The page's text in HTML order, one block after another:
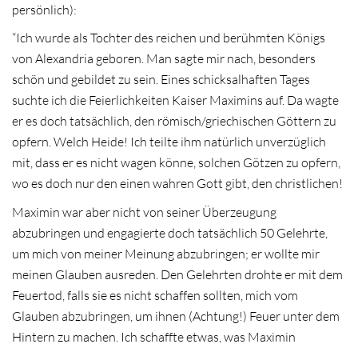
persönlich):
“Ich wurde als Tochter des reichen und berühmten Königs
von Alexandria geboren. Man sagte mir nach, besonders
schön und gebildet zu sein. Eines schicksalhaften Tages
suchte ich die Feierlichkeiten Kaiser Maximins auf. Da wagte
er es doch tatsächlich, den römisch/griechischen Göttern zu
opfern. Welch Heide! Ich teilte ihm natürlich unverzüglich
mit, dass er es nicht wagen könne, solchen Götzen zu opfern,
wo es doch nur den einen wahren Gott gibt, den christlichen!
Maximin war aber nicht von seiner Überzeugung
abzubringen und engagierte doch tatsächlich 50 Gelehrte,
um mich von meiner Meinung abzubringen; er wollte mir
meinen Glauben ausreden. Den Gelehrten drohte er mit dem
Feuertod, falls sie es nicht schaffen sollten, mich vom
Glauben abzubringen, um ihnen (Achtung!) Feuer unter dem
Hintern zu machen. Ich schaffte etwas, was Maximin